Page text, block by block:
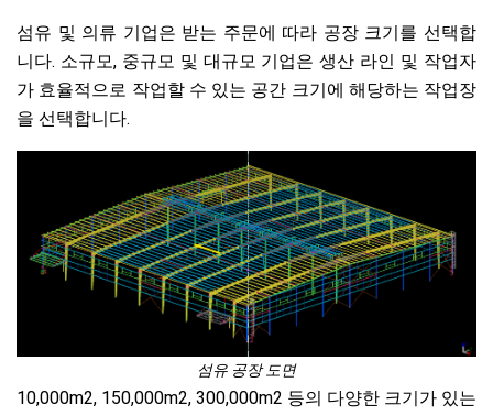
섬유 및 의류 기업은 받는 주문에 따라 공장 크기를 선택합
니다. 소규모, 중규모 및 대규모 기업은 생산 라인 및 작업자
가 효율적으로 작업할 수 있는 공간 크기에 해당하는 작업장
을 선택합니다.
섬유 공장 도면
10,000m2, 150,000m2, 300,000m2 등의 다양한 크기가 있는